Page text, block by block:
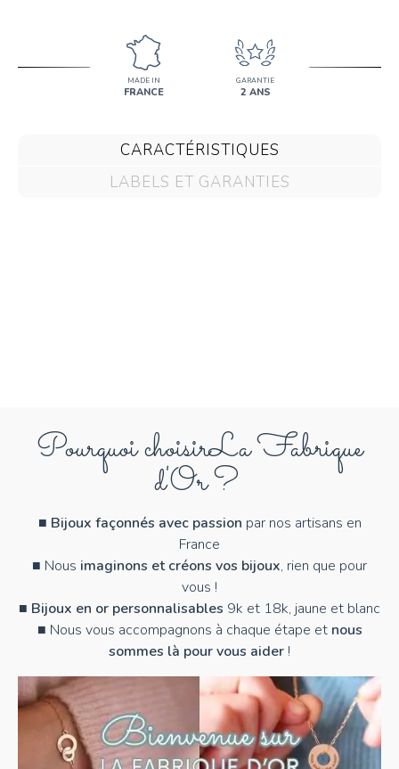
MADE IN
FRANCE
GARANTIE
2 ANS
CARACTÉRISTIQUES
LABELS ET GARANTIES
Pourquoi choisirLa Fabrique
d'Or ?
■ Bijoux façonnés avec passion par nos artisans en
France
■ Nous imaginons et créons vos bijoux, rien que pour
vous !
■ Bijoux en or personnalisables 9k et 18k, jaune et blanc
■ Nous vous accompagnons à chaque étape et nous
sommes là pour vous aider !